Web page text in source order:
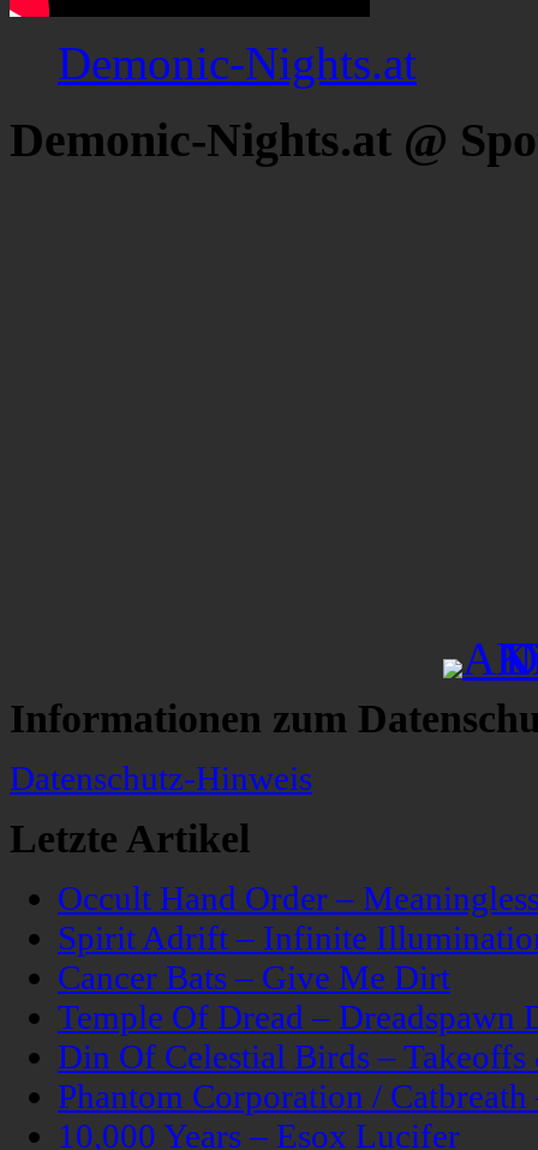
Demonic-Nights.at
Demonic-Nights.at @
Informationen zum
Datenschutz-Hinweis
Letzte Artikel
Occult Hand Order –
Spirit Adrift – Infinite
Cancer Bats – Give Me Dirt
Temple Of Dread – Dreadspawn
Din Of Celestial Birds –
Phantom Corporation /
10,000 Years – Esox Lucifer